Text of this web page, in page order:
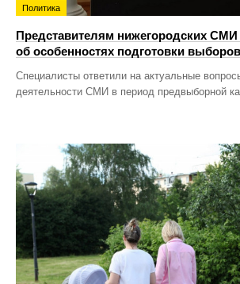
Политика
Представителям нижегородских СМИ
об особенностях подготовки
Специалисты ответили на актуальные
деятельности СМИ в период предвыборной